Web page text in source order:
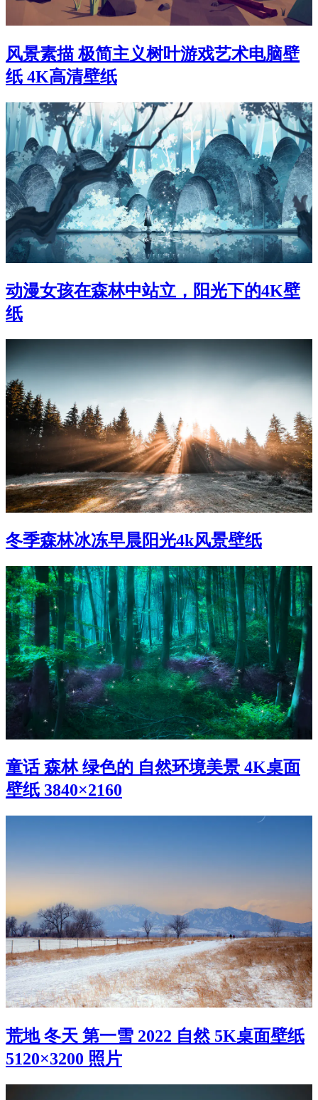
风景素描 极简主义树叶游戏艺术电脑壁
纸 4K高清壁纸
动漫女孩在森林中站立，阳光下的4K壁
纸
冬季森林冰冻早晨阳光4k风景壁纸
童话 森林 绿色的 自然环境美景 4K桌面
壁纸 3840×2160
荒地 冬天 第一雪 2022 自然 5K桌面壁纸
5120×3200 照片